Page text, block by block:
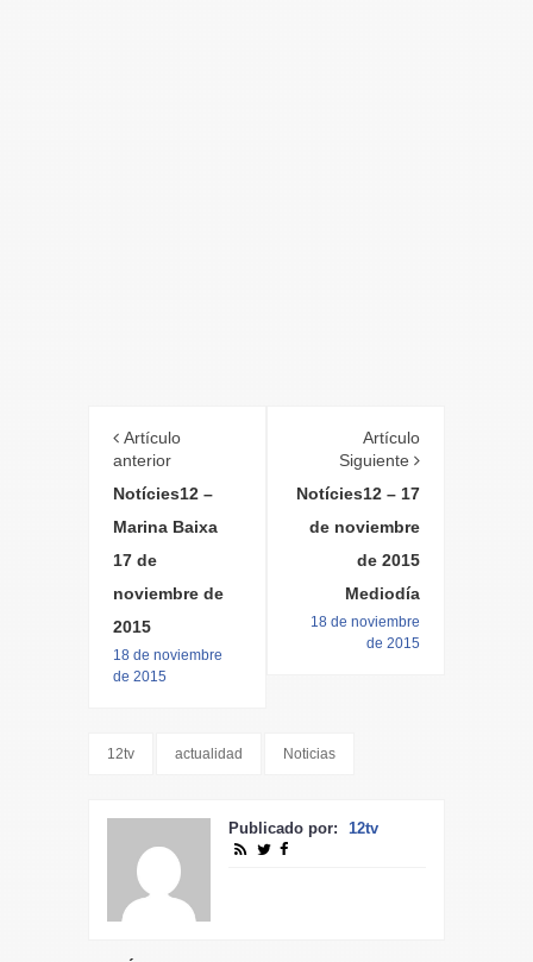
Artículo
anterior
Notícies12 –
Marina Baixa
17 de
noviembre de
2015
18 de noviembre
de 2015
Artículo
Siguiente
Notícies12 – 17
de noviembre
de 2015
Mediodía
18 de noviembre
de 2015
12tv actualidad Noticias
Publicado por: 12tv